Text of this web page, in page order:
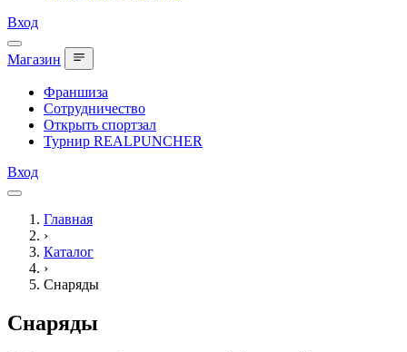
Вход
Магазин
Франшиза
Сотрудничество
Открыть спортзал
Турнир REALPUNCHER
Вход
Главная
›
Каталог
›
Снаряды
Снаряды